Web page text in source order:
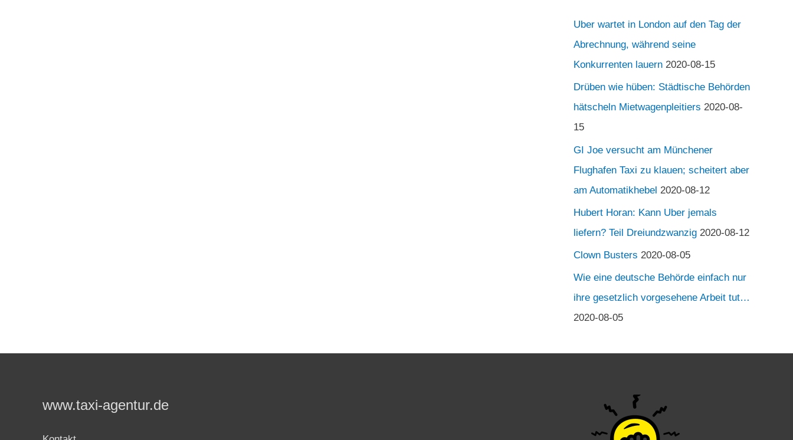
Uber wartet in London auf den Tag der
Abrechnung, während seine
Konkurrenten lauern 2020-08-15
Drüben wie hüben: Städtische Behörden
hätscheln Mietwagenpleitiers 2020-08-
15
GI Joe versucht am Münchener
Flughafen Taxi zu klauen; scheitert aber
am Automatikhebel 2020-08-12
Hubert Horan: Kann Uber jemals
liefern? Teil Dreiundzwanzig 2020-08-12
Clown Busters 2020-08-05
Wie eine deutsche Behörde einfach nur
ihre gesetzlich vorgesehene Arbeit tut…
2020-08-05
www.taxi-agentur.de